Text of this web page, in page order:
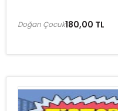
180,00 TL
Doğan Çocuk